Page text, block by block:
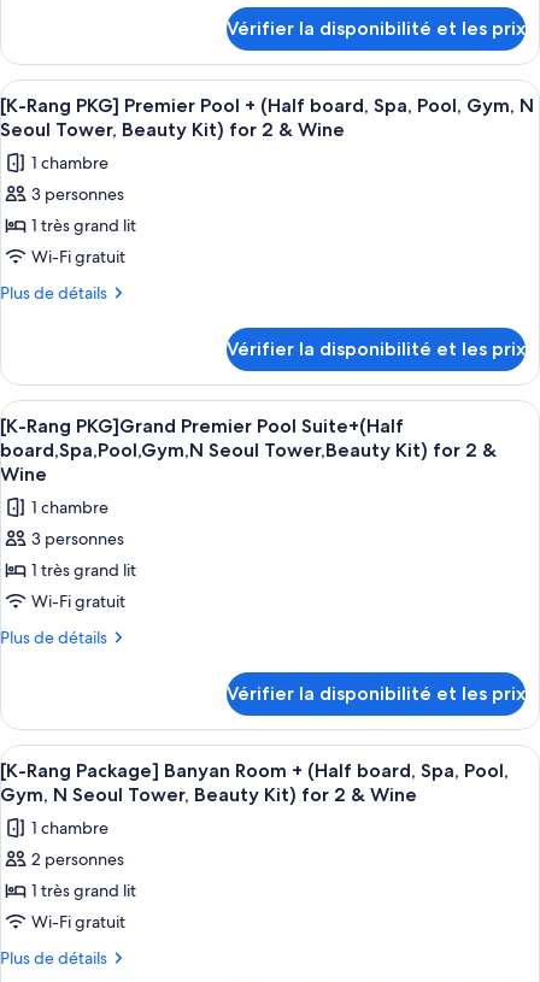
Wine
for
&
Wine
Package]
Deluxe
Pool
+
(Half
board,Spa,Pool,Gym,N
Seoul
Tower,Beauty
for
Wine
le
type
de
chambre
Rang
Package]
Deluxe
Pool
+
board,Spa,Pool,Gym,N
for
2
&
Wine
Vérifier la disponibilité et les prix
Afficher
toutes
les
photos
pour
ce
type
de
Rang
PKG]
Premier
Pool
+
(Half
board,
Spa,
Pool,
N
Beauty
Kit)
for
2
&
Wine
Une chambre d’hôtel moderne,
3
[K-Rang PKG] Premier Pool + (Half board, Spa, Pool, Gym, N
Seoul Tower, Beauty Kit) for 2 & Wine
1 chambre
3 personnes
1 très grand lit
Wi-Fi gratuit
Plus de détails
Plus
le
type
de
chambre
[K-
Rang
PKG]
Premier
Pool
+
(Half
Spa,
Seoul
Tower,
Beauty
Kit)
for
2
&
Vérifier la disponibilité et les prix
Afficher
toutes
les
photos
pour
ce
type
de
chambre :
PKG]Grand
Premier
Pool
Suite+
(Half
board,Spa,Pool,Gym,N
Seoul
Tower,Beauty
for
Une chambre d’hôtel moderne
2
[K-Rang PKG]Grand Premier Pool Suite+(Half
board,Spa,Pool,Gym,N Seoul Tower,Beauty Kit) for 2 &
Wine
1 chambre
3 personnes
1 très grand lit
Wi-Fi gratuit
Plus de détails
Plus
le
type
de
chambre
[K-
Rang
PKG]Grand
Premier
Pool
Suite+
board,Spa,Pool,Gym,N
Vérifier la disponibilité et les prix
Afficher
toutes
les
photos
pour
ce
type
de
Une chambre d’hôtel moderne
6
[K-Rang Package] Banyan Room + (Half board, Spa, Pool,
Gym, N Seoul Tower, Beauty Kit) for 2 & Wine
1 chambre
2 personnes
1 très grand lit
Wi-Fi gratuit
Plus de détails
Plus